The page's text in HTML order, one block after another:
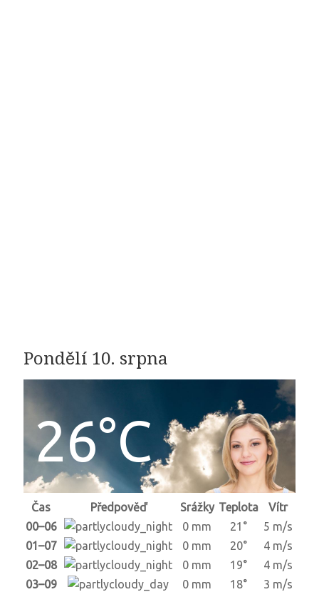
Pondělí 10. srpna
26°C
Čas Předpověď Srážky Teplota
Vítr
00–06
0 mm 21°
5 m/s
01–07
0 mm 20°
4 m/s
02–08
0 mm 19°
4 m/s
03–09
0 mm 18° 3 m/s